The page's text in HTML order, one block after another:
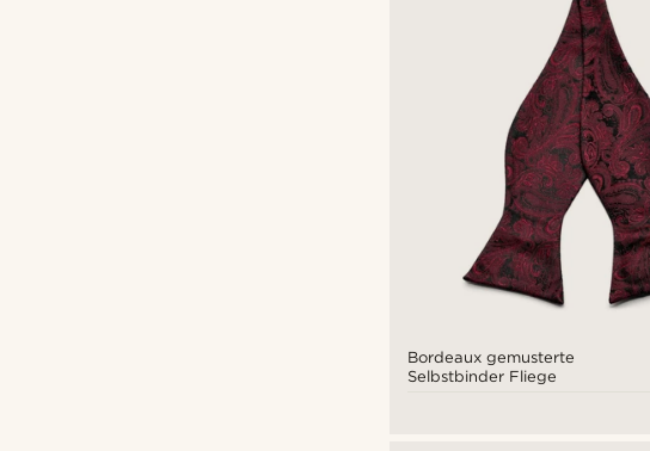
Bordeaux gemusterte
Selbstbinder Fliege